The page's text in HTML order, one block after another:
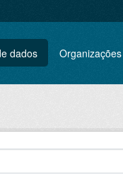
dados Organizações